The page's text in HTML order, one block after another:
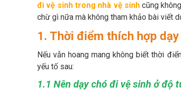
đi vệ sinh trong nhà vệ sinhcũng
chừ gì nữa mà không tham khảo bài viết
1. Thời điểm thích hợp
Nếu vẫn hoang mang không biết thời
yếu tố sau:
1.1 Nên dạy chó đi vệ sinh ở độ